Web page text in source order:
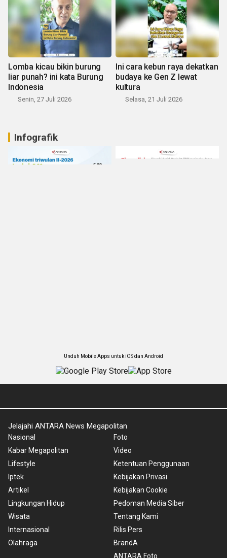
Lomba kicau bikin burung
liar punah? ini kata Burung
Indonesia
Senin, 27 Juli 2026
Ini cara kebun raya dekatkan
budaya ke Gen Z lewat
kultura
Selasa, 21 Juli 2026
Infografik
Unduh Mobile Apps untuk iOS dan Android
Jelajahi ANTARA News Megapolitan
Nasional
Kabar Megapolitan
Lifestyle
Iptek
Artikel
Lingkungan Hidup
Wisata
Internasional
Olahraga
Foto
Video
Ketentuan Penggunaan
Kebijakan Privasi
Kebijakan Cookie
Pedoman Media Siber
Tentang Kami
Rilis Pers
BrandA
ANTARA Foto